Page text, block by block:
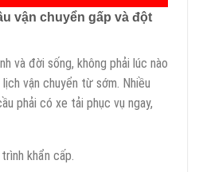
vận chuyển gấp và đột
và đời sống, không phải lúc nào
vận chuyển từ sớm. Nhiều
phải có xe tải phục vụ ngay,
khẩn cấp.